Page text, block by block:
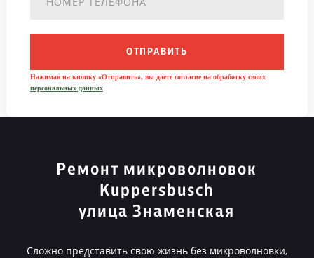
ОТПРАВИТЬ
Нажимая на кнопку «Отправить», вы даете согласие на обработку своих
персональных данных
Ремонт микроволновок
Kuppersbusch
улица Знаменская
Сложно представить свою жизнь без микроволновки,